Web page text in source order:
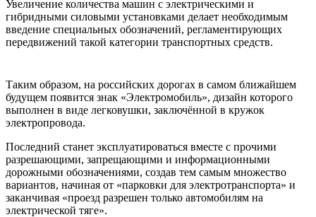
Увеличение количества машин с электрическими и
гибридными силовыми установками делает необходимым
введение специальных обозначений, регламентирующих
передвижений такой категории транспортных средств.
Таким образом, на российских дорогах в самом ближайшем
будущем появится знак «Электромобиль», дизайн которого
выполнен в виде легковушки, заключённой в кружок
электропровода.
Последний станет эксплуатироваться вместе с прочими
разрешающими, запрещающими и информационными
дорожными обозначениями, создав тем самым множество
вариантов, начиная от «парковки для электротранспорта» и
заканчивая «проезд разрешен только автомобилям на
электрической тяге».